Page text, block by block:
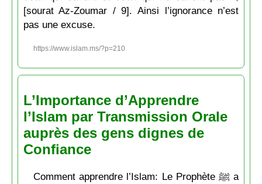
[sourat Az-Zoumar / 9]. Ainsi l’ignorance n’est
pas une excuse.
https://www.islam.ms/?p=210
L’Importance d’Apprendre
l’Islam par Transmission Orale
auprès des gens dignes de
Confiance
Comment apprendre l’Islam: Le Prophète ﷺ a